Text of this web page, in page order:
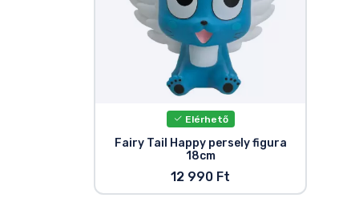
Elérhető
Fairy Tail Happy persely figura
18cm
12 990 Ft